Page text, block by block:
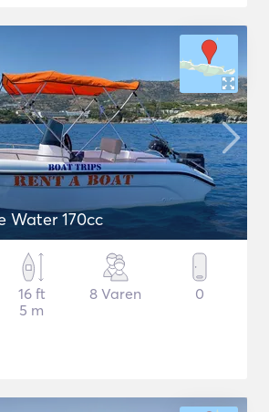
Water 170cc
16 ft
5 m
8 Varen 0